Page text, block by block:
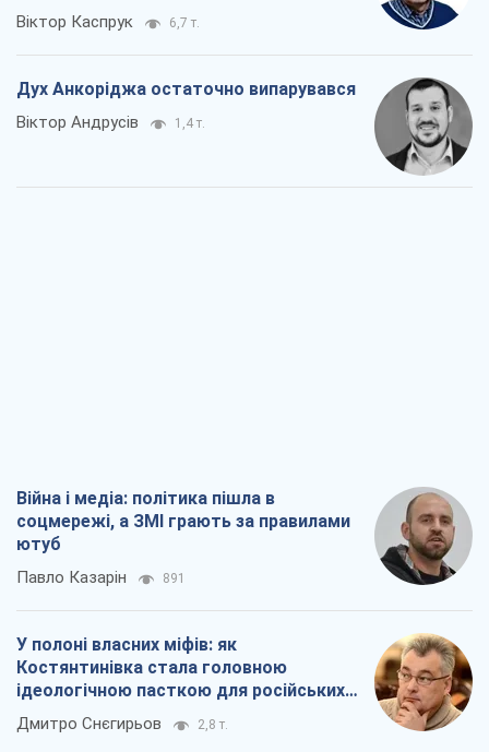
Віктор Каспрук 6,7 т.
Дух Анкоріджа остаточно випарувався
Віктор Андрусів 1,4 т.
Війна і медіа: політика пішла в
соцмережі, а ЗМІ грають за правилами
ютуб
Павло Казарін 891
У полоні власних міфів: як
Костянтинівка стала головною
ідеологічною пасткою для російських
окупантів
Дмитро Снєгирьов 2,8 т.